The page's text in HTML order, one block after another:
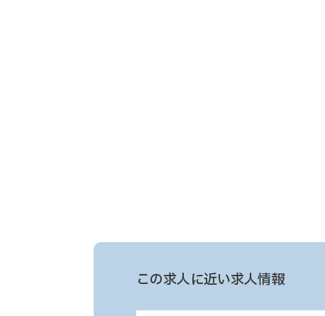
この求人に近い求人情報